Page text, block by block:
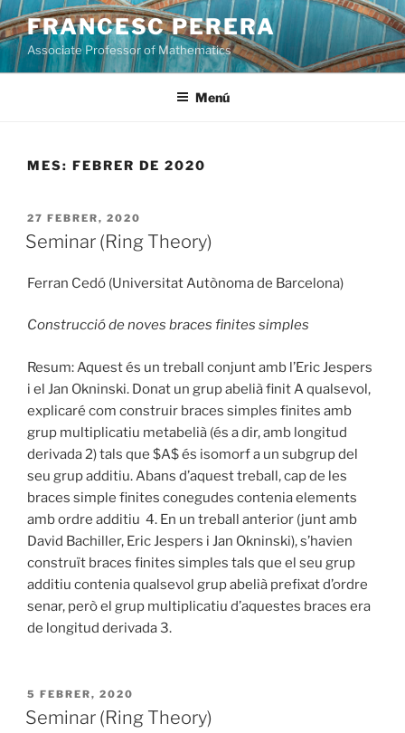
Vés
al
contingut
FRANCESC PERERA
Associate Professor of Mathematics
Menú
MES: FEBRER DE 2020
PUBLICAT
A
27 FEBRER, 2020
Seminar (Ring Theory)
Ferran Cedó (Universitat Autònoma de Barcelona)
Construcció de noves braces finites simples
Resum: Aquest és un treball conjunt amb l’Eric Jespers
i el Jan Okninski. Donat un grup abelià finit A qualsevol,
explicaré com construir braces simples finites amb
grup multiplicatiu metabelià (és a dir, amb longitud
derivada 2) tals que $A$ és isomorf a un subgrup del
seu grup additiu. Abans d’aquest treball, cap de les
braces simple finites conegudes contenia elements
amb ordre additiu 4. En un treball anterior (junt amb
David Bachiller, Eric Jespers i Jan Okninski), s’havien
construït braces finites simples tals que el seu grup
additiu contenia qualsevol grup abelià prefixat d’ordre
senar, però el grup multiplicatiu d’aquestes braces era
de longitud derivada 3.
PUBLICAT
A
5 FEBRER, 2020
Seminar (Ring Theory)